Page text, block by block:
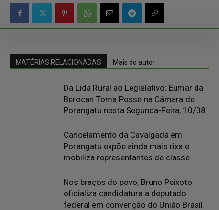
MATÉRIAS RELACIONADAS Mais do autor
Da Lida Rural ao Legislativo: Eumar da
Berocan Toma Posse na Câmara de
Porangatu nesta Segunda-Feira, 10/08
Cancelamento da Cavalgada em
Porangatu expõe ainda mais rixa e
mobiliza representantes de classe
Nos braços do povo, Bruno Peixoto
oficializa candidatura a deputado
federal em convenção do União Brasil